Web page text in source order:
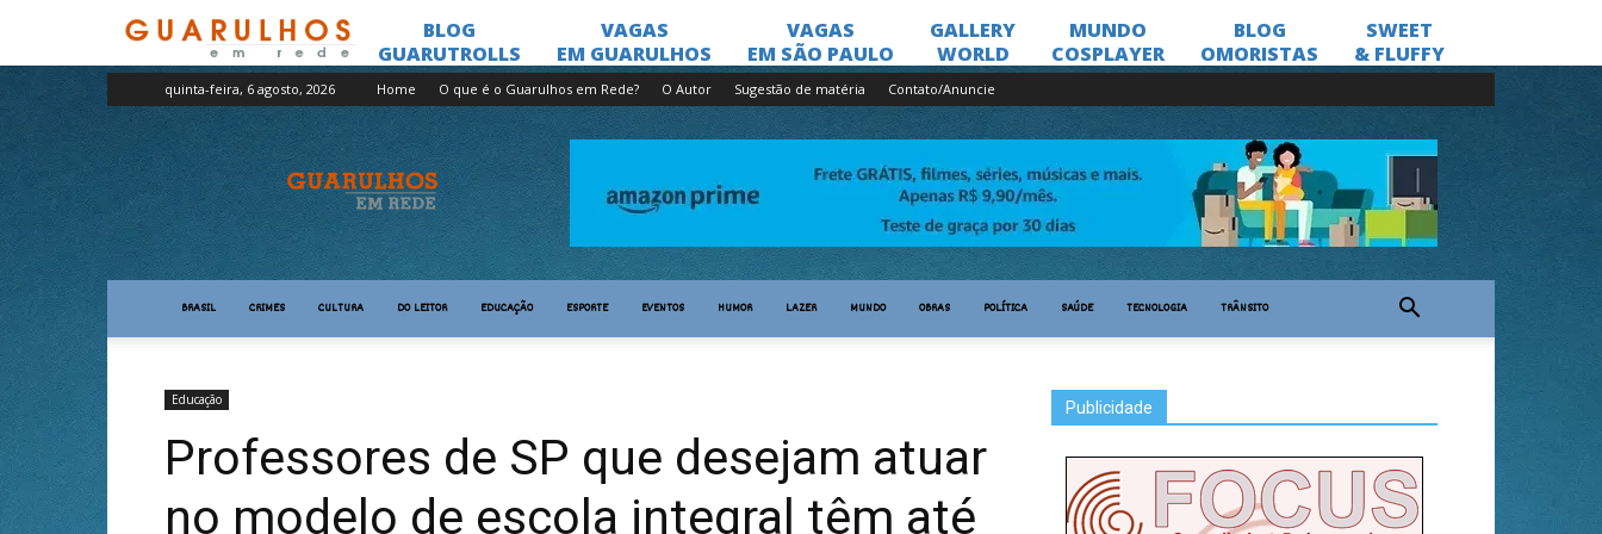
quinta-feira, 6 agosto, 2026 Home O que é o Guarulhos em Rede? O Autor Sugestão de matéria Contato/Anuncie
Guarulhos
em
Rede
BRASIL CRIMES CULTURA DO LEITOR EDUCAÇÃO ESPORTE EVENTOS HUMOR LAZER MUNDO OBRAS POLÍTICA SAÚDE TECNOLOGIA TRÂNSITO
Educação
Professores de SP que desejam atuar
no modelo de escola integral têm até
Publicidade